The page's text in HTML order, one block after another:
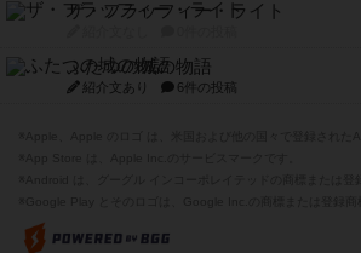
ザ・フラッフィー・ライト
ふたつの城の物語
紹介文あり 6件の投稿